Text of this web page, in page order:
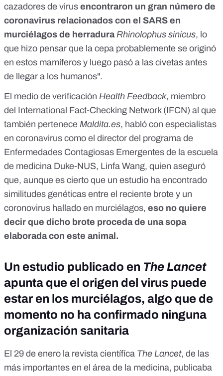
cazadores de virus encontraron un gran número de
coronavirus relacionados con el SARS en
murciélagos de herradura Rhinolophus sinicus, lo
que hizo pensar que la cepa probablemente se originó
en estos mamíferos y luego pasó a las civetas antes
de llegar a los humanos".
El medio de verificación Health Feedback, miembro
del International Fact-Checking Network (IFCN) al que
también pertenece Maldita.es, habló con especialistas
en coronavirus como el director del programa de
Enfermedades Contagiosas Emergentes de la escuela
de medicina Duke-NUS, Linfa Wang, quien aseguró
que, aunque es cierto que un estudio ha encontrado
similitudes genéticas entre el reciente brote y un
coronovirus hallado en murciélagos, eso no quiere
decir que dicho brote proceda de una sopa
elaborada con este animal.
Un estudio publicado en The Lancet
apunta que el origen del virus puede
estar en los murciélagos, algo que de
momento no ha confirmado ninguna
organización sanitaria
El 29 de enero la revista científíca The Lancet, de las
más importantes en el área de la medicina, publicaba